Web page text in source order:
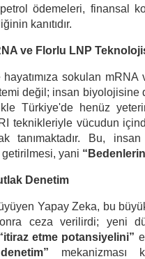
ödemeleri, finansal
kanıtıdır.
ve Florlu LNP
hayatımıza sokulan
değil; insan biyolojisine
Türkiye'de henüz
teknikleriyle vücudun
tanımaktadır. Bu,
getirilmesi, yani
Denetim
Yapay Zeka, bu
ceza verilirdi; yeni
etme potansiyelini”
mekanizması